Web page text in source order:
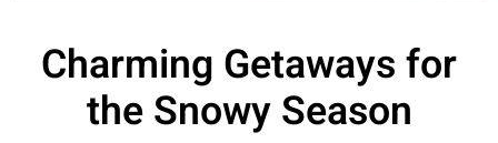
Charming Getaways for
the Snowy Season